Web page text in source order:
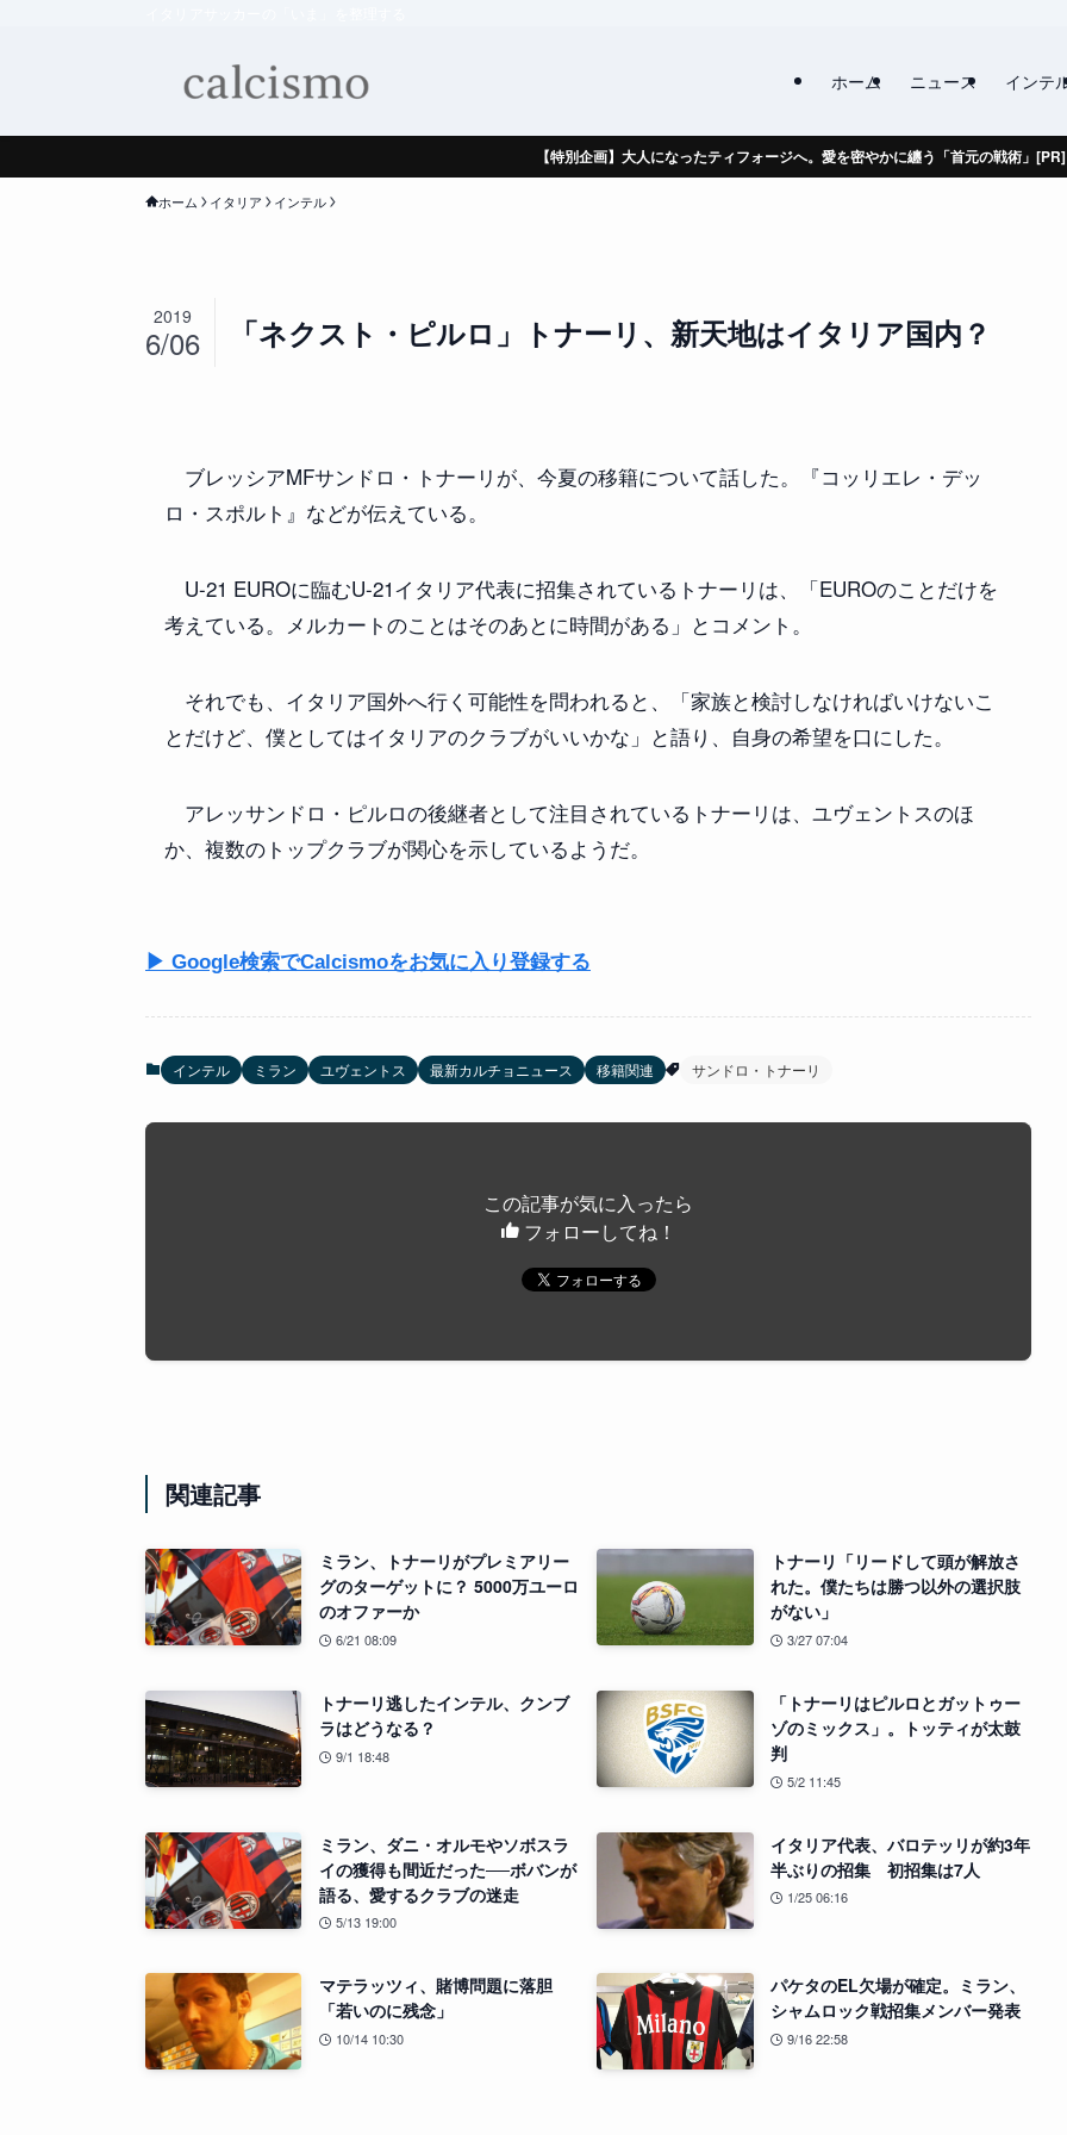
ホーム ニュース インテ
【特別企画】大人になったティフォージへ。愛を密やかに纏う「首元の戦術」[PR]
ホーム イタリア インテル
「ネクスト・ピルロ」トナーリ、新天地はイタリア国内？
2019
6/06
ブレッシアMFサンドロ・トナーリが、今夏の移籍について話した。『コッリエレ・デッ
ロ・スポルト』などが伝えている。
U-21 EUROに臨むU-21イタリア代表に招集されているトナーリは、「EUROのことだけを
考えている。メルカートのことはそのあとに時間がある」とコメント。
それでも、イタリア国外へ行く可能性を問われると、「家族と検討しなければいけないこ
とだけど、僕としてはイタリアのクラブがいいかな」と語り、自身の希望を口にした。
アレッサンドロ・ピルロの後継者として注目されているトナーリは、ユヴェントスのほ
か、複数のトップクラブが関心を示しているようだ。
▶ Google検索でCalcismoをお気に入り登録する
インテル ミラン ユヴェントス 最新カルチョニュース 移籍関連 サンドロ・トナーリ
この記事が気に入ったら
フォローしてね！
関連記事
ミラン、トナーリがプレミアリー
グのターゲットに？ 5000万ユーロ
のオファーか
6/21 08:09
トナーリ「リードして頭が解放さ
れた。僕たちは勝つ以外の選択肢
がない」
3/27 07:04
トナーリ逃したインテル、クンブ
ラはどうなる？
9/1 18:48
「トナーリはピルロとガットゥー
ゾのミックス」。トッティが太鼓
判
5/2 11:45
ミラン、ダニ・オルモやソボスラ
イの獲得も間近だった──ボバンが
語る、愛するクラブの迷走
5/13 19:00
イタリア代表、バロテッリが約3年
半ぶりの招集 初招集は7人
1/25 06:16
マテラッツィ、賭博問題に落胆
「若いのに残念」
10/14 10:30
パケタのEL欠場が確定。ミラン、
シャムロック戦招集メンバー発表
9/16 22:58